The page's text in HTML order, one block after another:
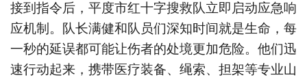
接到指令后，平度市红十字搜救队立即启动应急响
应机制。队长满健和队员们深知时间就是生命，每
一秒的延误都可能让伤者的处境更加危险。他们迅
速行动起来，携带医疗装备、绳索、担架等专业山